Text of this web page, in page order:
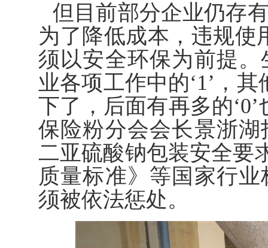
但目前部分企业仍存
为了降低成本，违规使
须以安全环保为前提
业各项工作中的‘1’，其
下了，后面有再多的
保险粉分会会长景浙
二亚硫酸钠包装安全要
质量标准》等国家行
须被依法惩处。